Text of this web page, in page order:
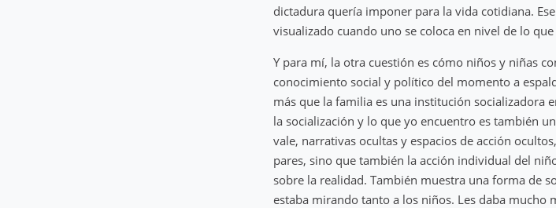
dictadura quería imponer para la vida cotidiana.
visualizado cuando uno se coloca en nivel de lo
Y para mí, la otra cuestión es cómo niños y niñas
conocimiento social y político del momento a
más que la familia es una institución socializadora
la socialización y lo que yo encuentro es también
vale, narrativas ocultas y espacios de acción
pares, sino que también la acción individual del
sobre la realidad. También muestra una forma de
estaba mirando tanto a los niños. Les daba